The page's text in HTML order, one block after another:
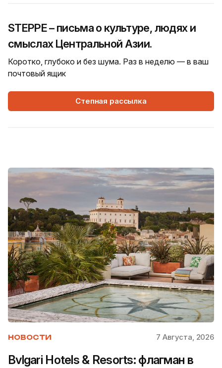
STEPPE – письма о культуре, людях и
смыслах Центральной Азии.
Коротко, глубоко и без шума. Раз в неделю — в ваш
почтовый ящик
Степная рассылка
НОВОСТИ 7 Августа, 2026
Bvlgari Hotels & Resorts: флагман в